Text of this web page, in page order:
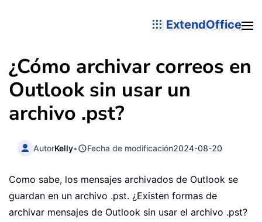
ExtendOffice
¿Cómo archivar correos en
Outlook sin usar un
archivo .pst?
AutorKelly• Fecha de modificación2024-08-20
Como sabe, los mensajes archivados de Outlook se
guardan en un archivo .pst. ¿Existen formas de
archivar mensajes de Outlook sin usar el archivo .pst?